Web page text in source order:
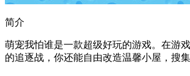
简介
萌宠我怕谁是一款超级好玩的游戏。在游
的追逐战，你还能自由改造温馨小屋，搜